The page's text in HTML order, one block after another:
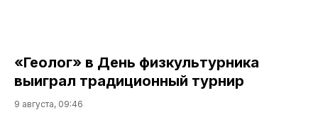
«Геолог» в День физкультурника
выиграл традиционный турнир
9 августа, 09:46